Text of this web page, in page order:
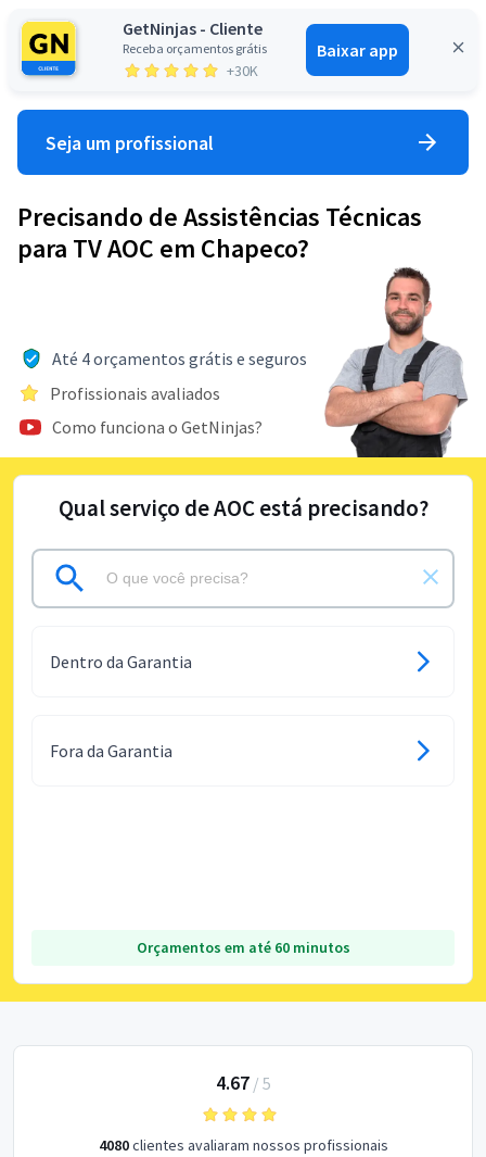
GetNinjas - Cliente
Receba orçamentos grátis
+30K
Baixar app
Entrar
Seja um profissional
Precisando de Assistências Técnicas
para TV AOC em Chapeco?
Até 4 orçamentos grátis e seguros
Profissionais avaliados
Como funciona o GetNinjas?
Qual serviço de AOC está precisando?
Dentro da Garantia
Fora da Garantia
Orçamentos em até 60 minutos
4.67/ 5
4080clientes avaliaram nossos profissionais